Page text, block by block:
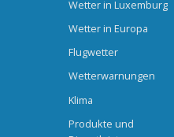
Wetter in Luxemburg
Wetter in Europa
Flugwetter
Wetterwarnungen
Klima
Produkte und